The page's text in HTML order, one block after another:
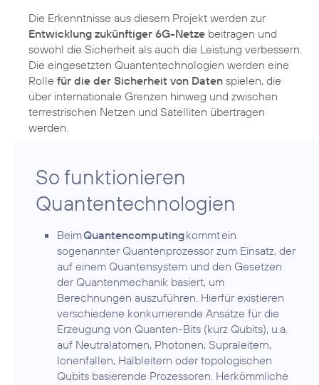
Die Erkenntnisse aus diesem Projekt werden zur
Entwicklung zukünftiger 6G-Netze beitragen und
sowohl die Sicherheit als auch die Leistung verbessern.
Die eingesetzten Quantentechnologien werden eine
Rolle für die der Sicherheit von Daten spielen, die
über internationale Grenzen hinweg und zwischen
terrestrischen Netzen und Satelliten übertragen
werden.
So funktionieren
Quantentechnologien
BeimQuantencomputingkommt ein
sogenannter Quantenprozessor zum Einsatz, der
auf einem Quantensystem und den Gesetzen
der Quantenmechanik basiert, um
Berechnungen auszuführen. Hierfür existieren
verschiedene konkurrierende Ansätze für die
Erzeugung von Quanten-Bits (kurz Qubits), u.a.
auf Neutralatomen, Photonen, Supraleitern,
Ionenfallen, Halbleitern oder topologischen
Qubits basierende Prozessoren. Herkömmliche